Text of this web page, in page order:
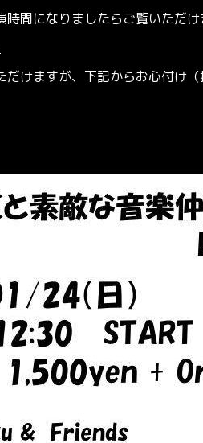
間になりましたらご覧いただ
けますが、下記からお心付け（